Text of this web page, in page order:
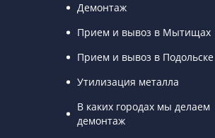
Демонтаж
Прием и вывоз в Мытищах
Прием и вывоз в Подольске
Утилизация металла
В каких городах мы делаем
демонтаж